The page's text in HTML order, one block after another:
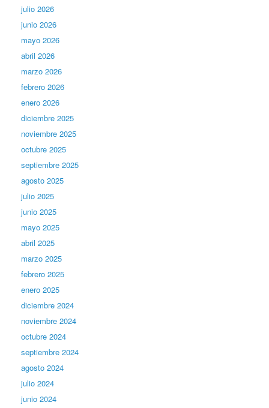
julio 2026
junio 2026
mayo 2026
abril 2026
marzo 2026
febrero 2026
enero 2026
diciembre 2025
noviembre 2025
octubre 2025
septiembre 2025
agosto 2025
julio 2025
junio 2025
mayo 2025
abril 2025
marzo 2025
febrero 2025
enero 2025
diciembre 2024
noviembre 2024
octubre 2024
septiembre 2024
agosto 2024
julio 2024
junio 2024